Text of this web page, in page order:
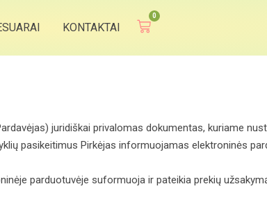
KONTAKTAI
0
juridiškai privalomas dokumentas, kuriame
pasikeitimus Pirkėjas informuojamas elektroninės
parduotuvėje suformuoja ir pateikia prekių